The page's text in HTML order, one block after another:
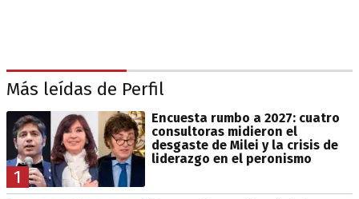
Más leídas de Perfil
1
Encuesta rumbo a 2027: cuatro
consultoras midieron el
desgaste de Milei y la crisis de
liderazgo en el peronismo